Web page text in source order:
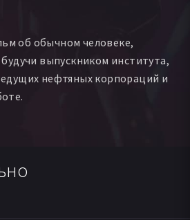
об обычном человеке,
выпускником института,
нефтяных корпораций и